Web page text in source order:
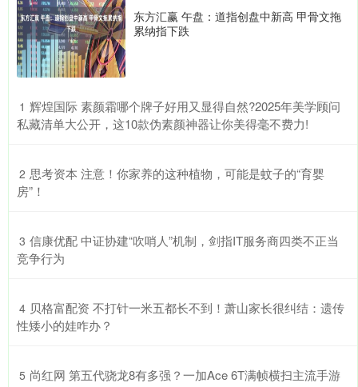
东方汇赢 午盘：道指创盘中新高 甲骨文拖
累纳指下跌
1 ​辉煌国际 素颜霜哪个牌子好用又显得自然?2025年美学顾问
私藏清单大公开，这10款伪素颜神器让你美得毫不费力!
2 ​思考资本 注意！你家养的这种植物，可能是蚊子的“育婴
房”！
3 ​信康优配 中证协建“吹哨人”机制，剑指IT服务商四类不正当
竞争行为
4 ​贝格富配资 不打针一米五都长不到！萧山家长很纠结：遗传
性矮小的娃咋办？
5 ​尚红网 第五代骁龙8有多强？一加Ace 6T满帧横扫主流手游